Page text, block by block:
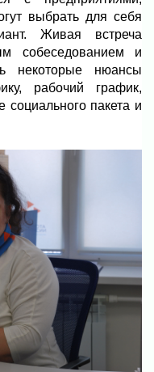
выбрать для себя
Живая встреча
собеседованием и
некоторые нюансы
рабочий график,
социального пакета и